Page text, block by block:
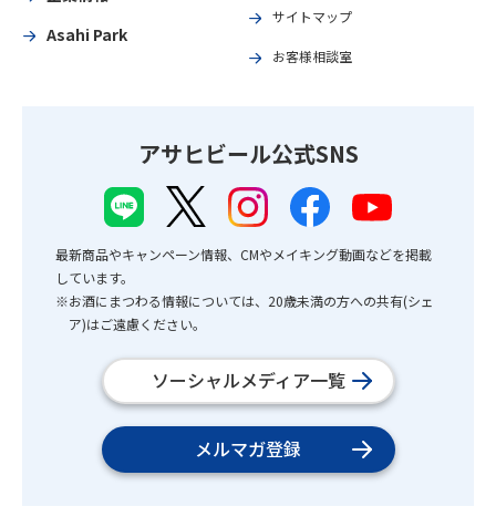
Asahi Park
サイトマップ
お客様相談室
アサヒビール公式SNS
最新商品やキャンペーン情報、CMやメイキング動画などを掲載
しています。
※お酒にまつわる情報については、20歳未満の方への共有(シェ
ア)はご遠慮ください。
ソーシャルメディア一覧
メルマガ登録